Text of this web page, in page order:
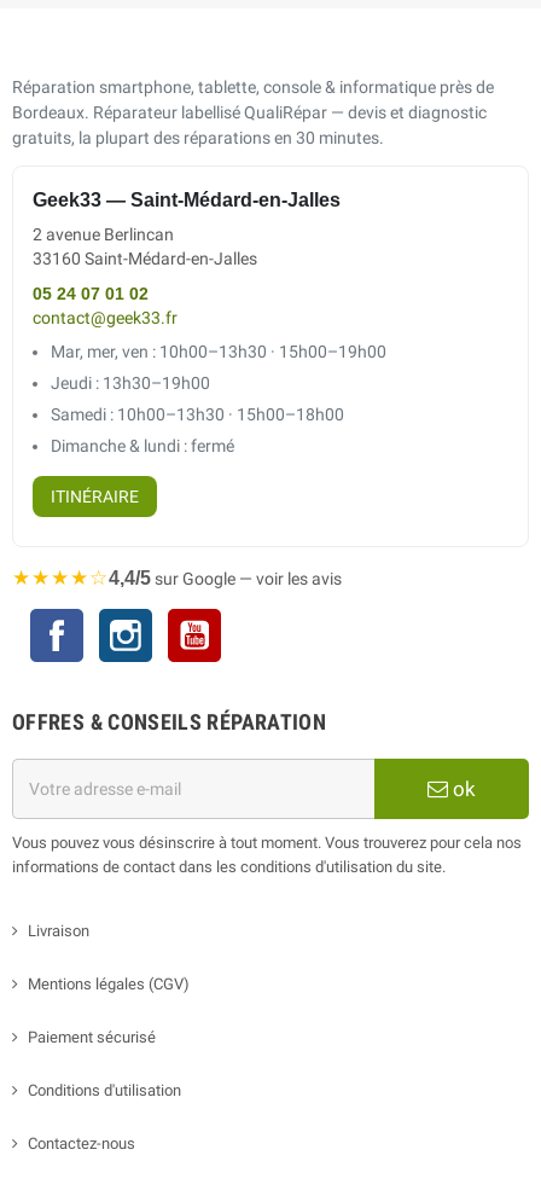
Réparation smartphone, tablette, console & informatique près de
Bordeaux. Réparateur labellisé QualiRépar — devis et diagnostic
gratuits, la plupart des réparations en 30 minutes.
Geek33 — Saint-Médard-en-Jalles
2 avenue Berlincan
33160 Saint-Médard-en-Jalles
05 24 07 01 02
contact@geek33.fr
Mar, mer, ven : 10h00–13h30 · 15h00–19h00
Jeudi : 13h30–19h00
Samedi : 10h00–13h30 · 15h00–18h00
Dimanche & lundi : fermé
ITINÉRAIRE
★★★★☆4,4/5sur Google — voir les avis
Facebook Instagram
OFFRES & CONSEILS RÉPARATION
ok
Vous pouvez vous désinscrire à tout moment. Vous trouverez pour cela nos
informations de contact dans les conditions d'utilisation du site.
Livraison
Mentions légales (CGV)
Paiement sécurisé
Conditions d'utilisation
Contactez-nous